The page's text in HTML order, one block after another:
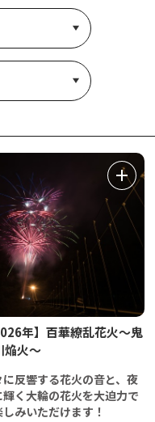
年】百華繚乱花火～鬼
焔火～
に反響する花火の音と、夜
輝く大輪の花火を大迫力で
しみいただけます！